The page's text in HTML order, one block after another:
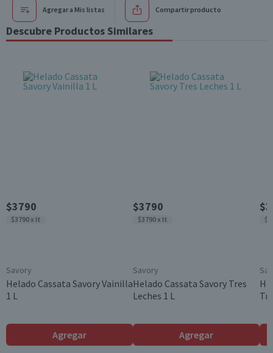
Agregar a Mis listas Compartir producto
Descubre Productos Similares
$3790
$3790 x lt
Savory
Helado Cassata Savory Vainilla
1 L
Agregar
$3790
$3790 x lt
Savory
Helado Cassata Savory Tres
Leches 1 L
Agregar